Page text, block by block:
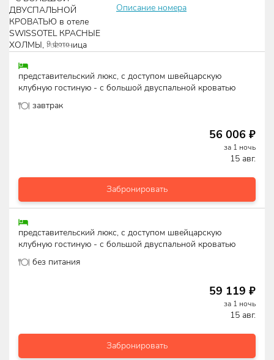
9фото
Описание номера
представительский люкс, с доступом швейцарскую
клубную гостиную - с большой двуспальной кроватью
завтрак
56 006 ₽
за 1 ночь
15 авг.
Забронировать
представительский люкс, с доступом швейцарскую
клубную гостиную - с большой двуспальной кроватью
без питания
59 119 ₽
за 1 ночь
15 авг.
Забронировать